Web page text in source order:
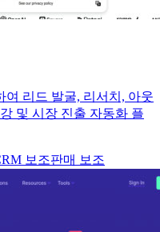
여 리드 발굴, 리서치, 아웃
및 시장 진출 자동화 플
보조판매 보조